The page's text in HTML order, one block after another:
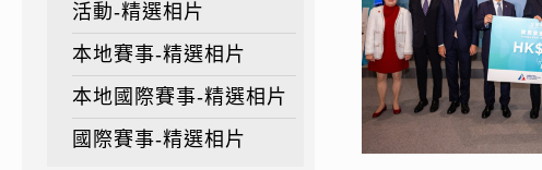
活動-精選相片
本地賽事-精選相片
本地國際賽事-精選相片
國際賽事-精選相片